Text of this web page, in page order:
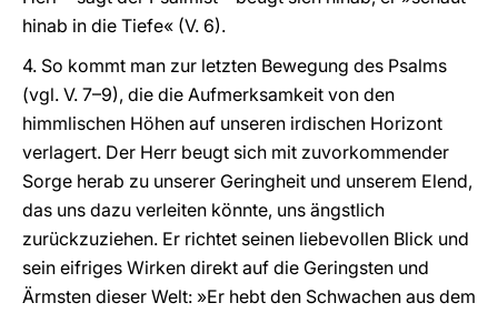
hinab in die Tiefe« (V. 6).
4. So kommt man zur letzten Bewegung des Psalms
(vgl. V. 7–9), die die Aufmerksamkeit von den
himmlischen Höhen auf unseren irdischen Horizont
verlagert. Der Herr beugt sich mit zuvorkommender
Sorge herab zu unserer Geringheit und unserem Elend,
das uns dazu verleiten könnte, uns ängstlich
zurückzuziehen. Er richtet seinen liebevollen Blick und
sein eifriges Wirken direkt auf die Geringsten und
Ärmsten dieser Welt: »Er hebt den Schwachen aus dem